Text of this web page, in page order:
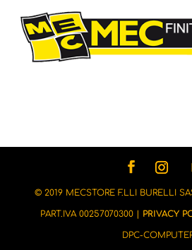
© 2019 MECSTORE F.LLI BURELLI
PART.IVA 00257070300 | PRIVACY
DPC-